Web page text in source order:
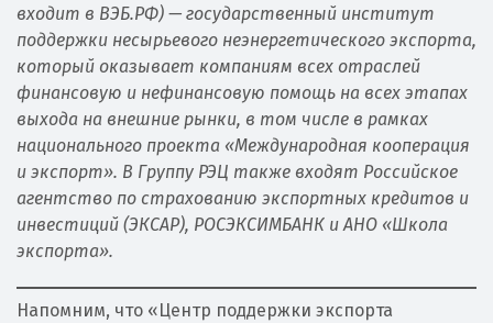
входит в ВЭБ.РФ) — государственный институт
поддержки несырьевого неэнергетического экспорта,
который оказывает компаниям всех отраслей
финансовую и нефинансовую помощь на всех этапах
выхода на внешние рынки, в том числе в рамках
национального проекта «Международная кооперация
и экспорт». В Группу РЭЦ также входят Российское
агентство по страхованию экспортных кредитов и
инвестиций (ЭКСАР), РОСЭКСИМБАНК и АНО «Школа
экспорта».
Напомним, что «Центр поддержки экспорта